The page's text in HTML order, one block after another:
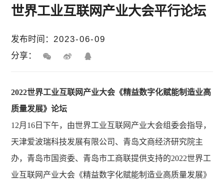
品牌活动
案例中心
世界工业互联网产业大会平行论坛
发布时间：2023-06-09
分享：
2022世界工业互联网产业大会《精益数字化赋能制造业高
质量发展》论坛
12月16日下午，由世界工业互联网产业大会组委会指导，
天津爱波瑞科技发展有限公司、青岛文商经济研究院主
办，青岛市国资委、青岛市工商联提供支持的2022世界工
业互联网产业大会《精益数字化赋能制造业高质量发展》